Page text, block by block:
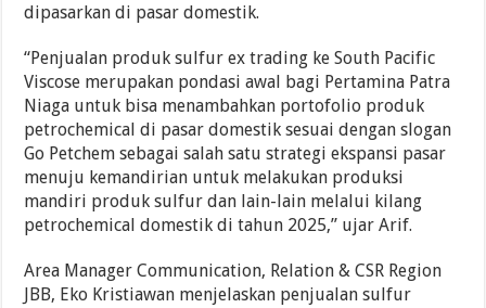
dipasarkan di pasar domestik.
“Penjualan produk sulfur ex trading ke South Pacific
Viscose merupakan pondasi awal bagi Pertamina Patra
Niaga untuk bisa menambahkan portofolio produk
petrochemical di pasar domestik sesuai dengan slogan
Go Petchem sebagai salah satu strategi ekspansi pasar
menuju kemandirian untuk melakukan produksi
mandiri produk sulfur dan lain-lain melalui kilang
petrochemical domestik di tahun 2025,” ujar Arif.
Area Manager Communication, Relation & CSR Region
JBB, Eko Kristiawan menjelaskan penjualan sulfur